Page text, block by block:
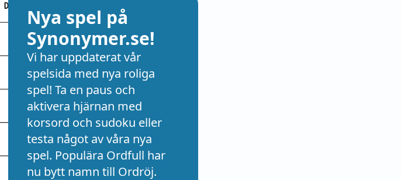
Nya spel på
Synonymer.se!
Vi har uppdaterat vår
spelsida med nya roliga
spel! Ta en paus och
aktivera hjärnan med
korsord och sudoku eller
testa något av våra nya
spel. Populära Ordfull har
nu bytt namn till Ordröj.